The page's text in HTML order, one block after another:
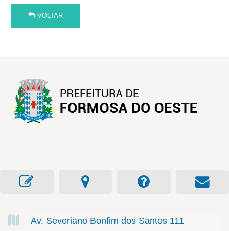
VOLTAR
Av. Severiano Bonfim dos Santos 111